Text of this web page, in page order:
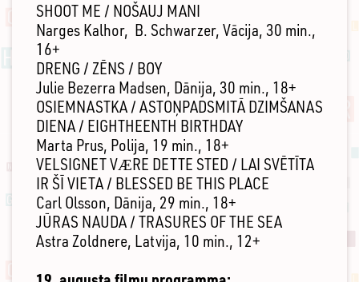
SHOOT ME / NOŠAUJ MANI
Narges Kalhor, B. Schwarzer, Vācija, 30 min.,
16+
DRENG / ZĒNS / BOY
Julie Bezerra Madsen, Dānija, 30 min., 18+
OSIEMNASTKA / ASTOŅPADSMITĀ DZIMŠANAS
DIENA / EIGHTHEENTH BIRTHDAY
Marta Prus, Polija, 19 min., 18+
VELSIGNET VÆRE DETTE STED / LAI SVĒTĪTA
IR ŠĪ VIETA / BLESSED BE THIS PLACE
Carl Olsson, Dānija, 29 min., 18+
JŪRAS NAUDA / TRASURES OF THE SEA
Astra Zoldnere, Latvija, 10 min., 12+